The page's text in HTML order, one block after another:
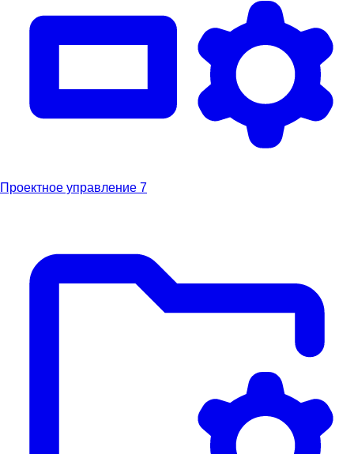
Проектное управление 7